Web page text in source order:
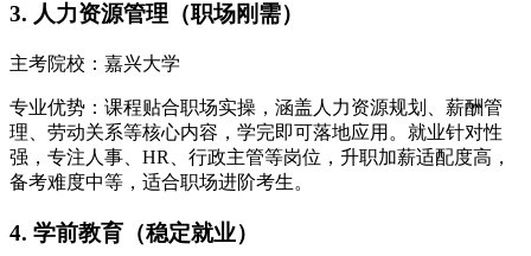
3. 人力资源管理（职场刚需）
主考院校：嘉兴大学
专业优势：课程贴合职场实操，涵盖人力资源规划、薪酬管
理、劳动关系等核心内容，学完即可落地应用。就业针对性
强，专注人事、HR、行政主管等岗位，升职加薪适配度高，
备考难度中等，适合职场进阶考生。
4. 学前教育（稳定就业）